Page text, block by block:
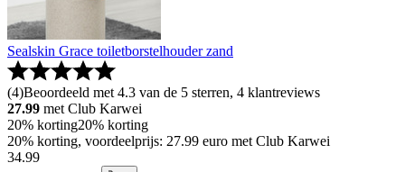
Sealskin Grace toiletborstelhouder zand
(4)Beoordeeld met 4.3 van de 5 sterren, 4 klantreviews
27.99 met Club Karwei
20% korting20% korting
20% korting, voordeelprijs: 27.99 euro met Club Karwei
34.99